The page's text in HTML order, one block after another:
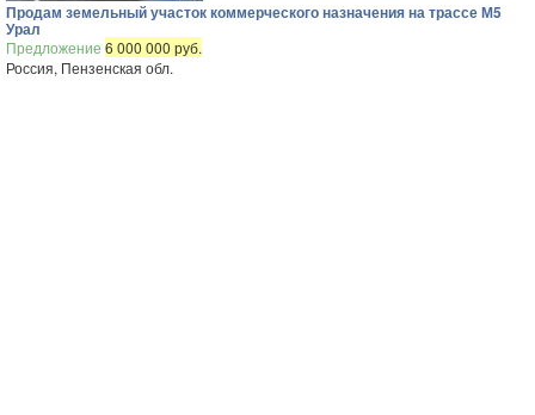
Продам земельный участок коммерческого назначения на трассе М5
Урал
Предложение 6 000 000 руб.
Россия, Пензенская обл.